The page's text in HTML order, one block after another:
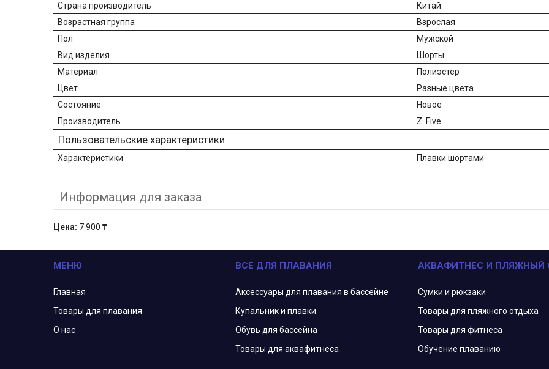
Страна производитель
Китай
Возрастная группа
Взрослая
Пол
Мужской
Вид изделия
Шорты
Материал
Полиэстер
Цвет
Разные цвета
Состояние
Новое
Производитель
Z. Five
Пользовательские характеристики
Характеристики Плавки шортами
Информация для заказа
Цена: 7 900 ₸
МЕНЮ
Главная
Товары для плавания
О нас
ВСЕ ДЛЯ ПЛАВАНИЯ
Аксессуары для плавания в бассейне
Купальник и плавки
Обувь для бассейна
Товары для аквафитнеса
АКВАФИТНЕС И ПЛЯЖНЫЙ
Сумки и рюкзаки
Товары для пляжного отдыха
Товары для фитнеса
Обучение плаванию